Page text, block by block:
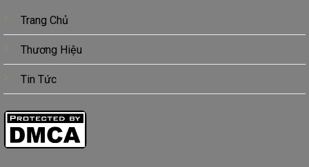
Trang Chủ
Thương Hiệu
Tin Tức